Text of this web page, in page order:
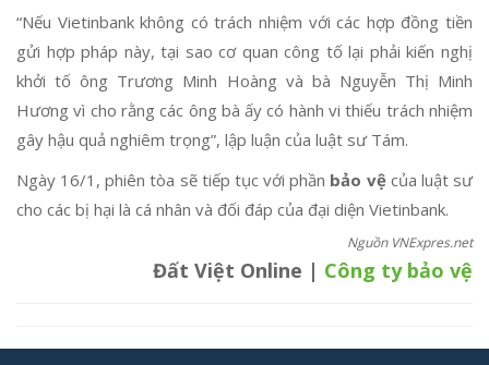
“Nếu Vietinbank không có trách nhiệm với các hợp đồng tiền
gửi hợp pháp này, tại sao cơ quan công tố lại phải kiến nghị
khởi tố ông Trương Minh Hoàng và bà Nguyễn Thị Minh
Hương vì cho rằng các ông bà ấy có hành vi thiếu trách nhiệm
gây hậu quả nghiêm trọng”, lập luận của luật sư Tám.
Ngày 16/1, phiên tòa sẽ tiếp tục với phần bảo vệcủa luật sư
cho các bị hại là cá nhân và đối đáp của đại diện Vietinbank.
Nguồn VNExpres.net
Đất Việt Online | Công ty bảo vệ